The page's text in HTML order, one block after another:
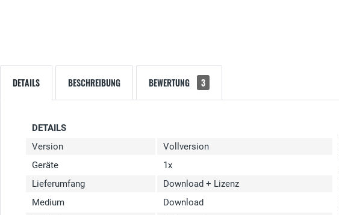
DETAILS BESCHREIBUNG BEWERTUNG 3
DETAILS
Version
Vollversion
Geräte
1x
Lieferumfang
Download + Lizenz
Medium
Download